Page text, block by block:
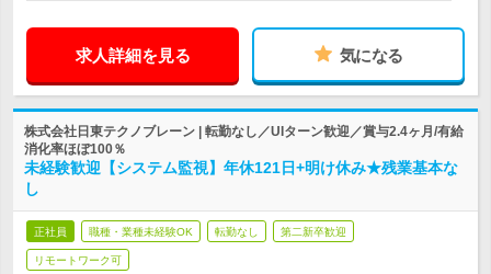
求人詳細を見る 気になる
株式会社日東テクノブレーン | 転勤なし／UIターン歓迎／賞与2.4ヶ月/有給
消化率ほぼ100％
未経験歓迎【システム監視】年休121日+明け休み★残業基本な
し
正社員 職種・業種未経験OK 転勤なし 第二新卒歓迎
リモートワーク可